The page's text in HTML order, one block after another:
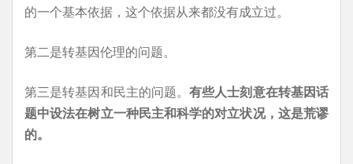
的一个基本依据，这个依据从来都没有成立过。
第二是转基因伦理的问题。
第三是转基因和民主的问题。有些人士刻意在转基因话
题中设法在树立一种民主和科学的对立状况，这是荒谬
的。